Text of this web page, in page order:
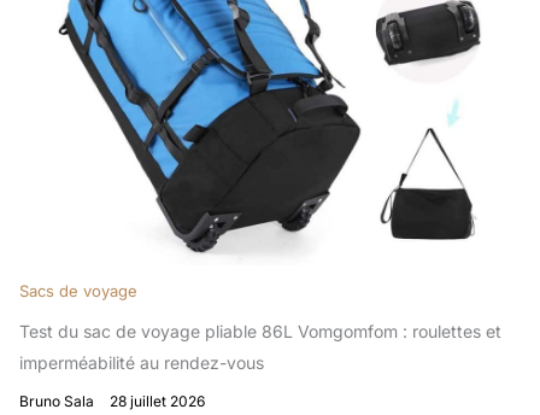
Sacs de voyage
Test du sac de voyage pliable 86L Vomgomfom : roulettes et
imperméabilité au rendez-vous
Bruno Sala 28 juillet 2026